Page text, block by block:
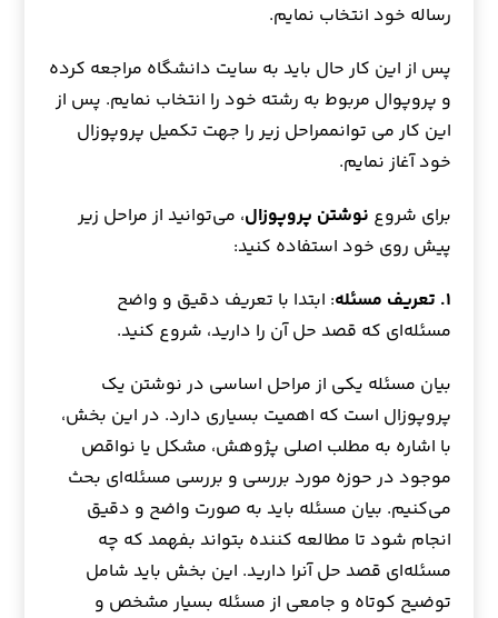
رساله خود انتخاب نمایم.
پس از این کار حال باید به سایت دانشگاه مراجعه کرده
و پروپوال مربوط به رشته خود را انتخاب نمایم. پس از
این کار می توانممراحل زیر را جهت تکمیل پروپوزال
خود آغاز نمایم.
برای شروع نوشتن پروپوزال، می‌توانید از مراحل زیر
پیش روی خود استفاده کنید:
۱. تعریف مسئله
: ابتدا با تعریف دقیق و واضح
مسئله‌ای که قصد حل آن را دارید، شروع کنید.
بیان مسئله یکی از مراحل اساسی در نوشتن یک
پروپوزال است که اهمیت بسیاری دارد. در این بخش،
با اشاره به مطلب اصلی پژوهش، مشکل یا نواقص
موجود در حوزه مورد بررسی و بررسی مسئله‌ای بحث
می‌کنیم. بیان مسئله باید به صورت واضح و دقیق
انجام شود تا مطالعه کننده بتواند بفهمد که چه
مسئله‌‌ای قصد حل آنرا دارید. این بخش باید شامل
توضیح کوتاه و جامعی از مسئله بسیار مشخص و